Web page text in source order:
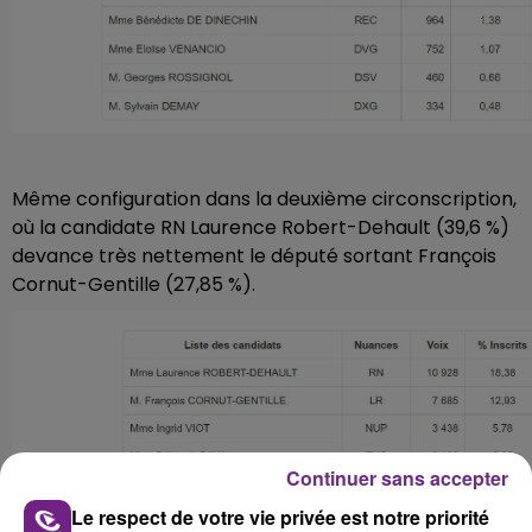
Même configuration dans la deuxième circonscription,
où la candidate RN Laurence Robert-Dehault (39,6 %)
devance très nettement le député sortant François
Cornut-Gentille (27,85 %).
Le respect de votre vie privée est notre priorité
Continuer sans accepter